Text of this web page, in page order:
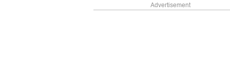
Advertisement